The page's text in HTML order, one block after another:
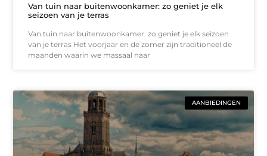
Van tuin naar buitenwoonkamer: zo geniet je elk
seizoen van je terras
Van tuin naar buitenwoonkamer: zo geniet je elk seizoen
van je terras Het voorjaar en de zomer zijn traditioneel de
maanden waarin we massaal naar
AANBIEDINGEN